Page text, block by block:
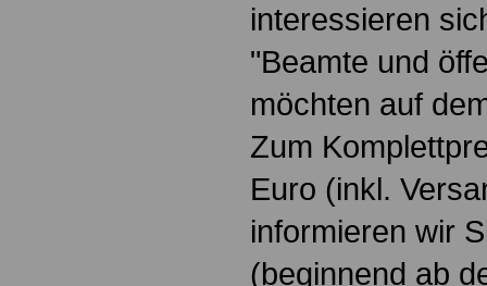
interessieren
"Beamte und
möchten auf
Zum
Euro (inkl.
informieren wir
(beginnend ab